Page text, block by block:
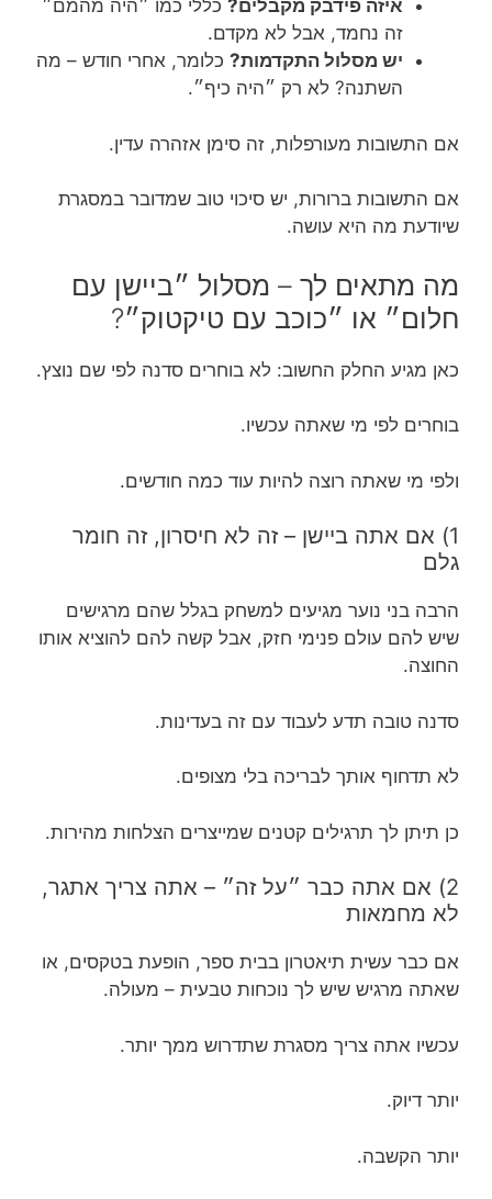
איזה פידבק מקבלים? כללי כמו ״היה מהמם״
זה נחמד, אבל לא מקדם.
יש מסלול התקדמות? כלומר, אחרי חודש – מה
השתנה? לא רק ״היה כיף״.
אם התשובות מעורפלות, זה סימן אזהרה עדין.
אם התשובות ברורות, יש סיכוי טוב שמדובר במסגרת
שיודעת מה היא עושה.
מה מתאים לך – מסלול ״ביישן עם
חלום״ או ״כוכב עם טיקטוק״?
כאן מגיע החלק החשוב: לא בוחרים סדנה לפי שם נוצץ.
בוחרים לפי מי שאתה עכשיו.
ולפי מי שאתה רוצה להיות עוד כמה חודשים.
1) אם אתה ביישן – זה לא חיסרון, זה חומר
גלם
הרבה בני נוער מגיעים למשחק בגלל שהם מרגישים
שיש להם עולם פנימי חזק, אבל קשה להם להוציא אותו
החוצה.
סדנה טובה תדע לעבוד עם זה בעדינות.
לא תדחוף אותך לבריכה בלי מצופים.
כן תיתן לך תרגילים קטנים שמייצרים הצלחות מהירות.
2) אם אתה כבר ״על זה״ – אתה צריך אתגר,
לא מחמאות
אם כבר עשית תיאטרון בבית ספר, הופעת בטקסים, או
שאתה מרגיש שיש לך נוכחות טבעית – מעולה.
עכשיו אתה צריך מסגרת שתדרוש ממך יותר.
יותר דיוק.
יותר הקשבה.